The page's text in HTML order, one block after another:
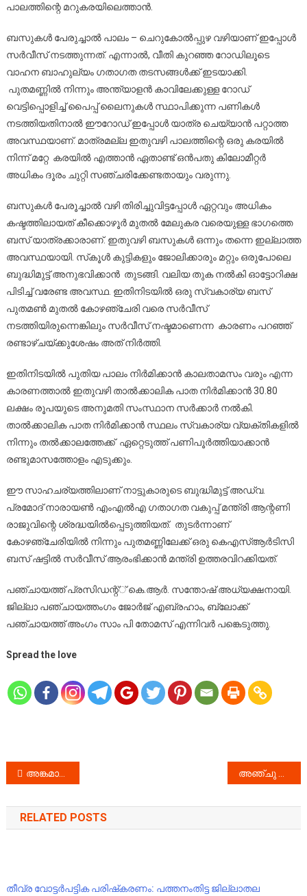
പാലത്തിന്റെ മറുകരയിലെത്താന്‍.
ബസുകള്‍ പേരുച്ചാല്‍ പാലം – ചെറുകോല്‍പ്പുഴ വഴിയാണ് ഇപ്പോള്‍
സര്‍വീസ് നടത്തുന്നത്. എന്നാല്‍, വീതി കുറഞ്ഞ റോഡിലൂടെ
വാഹന ബാഹുല്യം ഗതാഗത തടസങ്ങള്‍ക്ക് ഇടയാക്കി.
പുതമണ്ണില്‍ നിന്നും അന്ത്യാളന്‍ കാവിലേക്കുള്ള റോഡ്
വെട്ടിപ്പൊളിച്ച് പൈപ്പ് ലൈനുകള്‍ സ്ഥാപിക്കുന്ന പണികള്‍
നടത്തിയതിനാല്‍ ഈറോഡ് ഇപ്പോള്‍ യാത്ര ചെയ്യാന്‍ പറ്റാത്ത
അവസ്ഥയാണ്. മാത്രമല്ല ഇതുവഴി പാലത്തിന്റെ ഒരു കരയില്‍
നിന്ന് മറ്റേ കരയില്‍ എത്താന്‍ ഏതാണ്ട് ഒന്‍പതു കിലോമീറ്റര്‍
അധികം ദൂരം ചുറ്റി സഞ്ചരിക്കേണ്ടതായും വരുന്നു.
ബസുകള്‍ പേരൂച്ചാല്‍ വഴി തിരിച്ചുവിട്ടപ്പോള്‍ ഏറ്റവും അധികം
കഷ്ടത്തിലായത് കീക്കൊഴൂര്‍ മുതല്‍ മേലുകര വരെയുള്ള ഭാഗത്തെ
ബസ് യാത്രക്കാരാണ്. ഇതുവഴി ബസുകള്‍ ഒന്നും തന്നെ ഇല്ലാത്ത
അവസ്ഥയായി. സ്‌കൂള്‍ കുട്ടികളും ജോലിക്കാരും മറ്റും ഒരുപോലെ
ബുദ്ധിമുട്ട് അനുഭവിക്കാന്‍ തുടങ്ങി. വലിയ തുക നല്‍കി ഓട്ടോറിക്ഷ
പിടിച്ച് വരേണ്ട അവസ്ഥ. ഇതിനിടയില്‍ ഒരു സ്വകാര്യ ബസ്
പുതമണ്‍ മുതല്‍ കോഴഞ്ചേരി വരെ സര്‍വീസ്
നടത്തിയിരുന്നെങ്കിലും സര്‍വീസ് നഷ്ടമാണെന്ന കാരണം പറഞ്ഞ്
രണ്ടാഴ്ചയ്ക്കുശേഷം അത് നിര്‍ത്തി.
ഇതിനിടയില്‍ പുതിയ പാലം നിര്‍മിക്കാന്‍ കാലതാമസം വരും എന്ന
കാരണത്താല്‍ ഇതുവഴി താല്‍ക്കാലിക പാത നിര്‍മിക്കാന്‍ 30.80
ലക്ഷം രൂപയുടെ അനുമതി സംസ്ഥാന സര്‍ക്കാര്‍ നല്‍കി.
താല്‍ക്കാലിക പാത നിര്‍മിക്കാന്‍ സ്ഥലം സ്വകാര്യ വ്യക്തികളില്‍
നിന്നും തല്‍ക്കാലത്തേക്ക് ഏറ്റെടുത്ത് പണിപൂര്‍ത്തിയാക്കാന്‍
രണ്ടുമാസത്തോളം എടുക്കും.
ഈ സാഹചര്യത്തിലാണ് നാട്ടുകാരുടെ ബുദ്ധിമുട്ട് അഡ്വ.
പ്രമോദ് നാരായണ്‍ എംഎല്‍എ ഗതാഗത വകുപ്പ് മന്ത്രി ആന്റണി
രാജുവിന്റെ ശ്രദ്ധയില്‍പ്പെടുത്തിയത്. തുടര്‍ന്നാണ്
കോഴഞ്ചേരിയില്‍ നിന്നും പുതമണ്ണിലേക്ക് ഒരു കെഎസ്ആര്‍ടിസി
ബസ് ഷട്ടില്‍ സര്‍വീസ് ആരംഭിക്കാന്‍ മന്ത്രി ഉത്തരവിറക്കിയത്.
പഞ്ചായത്ത് പ്രസിഡന്റ്് കെ.ആര്‍. സന്തോഷ് അധ്യക്ഷനായി.
ജില്ലാ പഞ്ചായത്തംഗം ജോര്‍ജ് എബ്രഹാം, ബ്ലോക്ക്
പഞ്ചായത്ത് അംഗം സാം പി തോമസ് എന്നിവര്‍ പങ്കെടുത്തു.
Spread the love
Post
navigation
അങ്കമാലി ദേശീയപാതയിൽ അപകടങ്ങൾ ഒഴിയുന്നില്ല
RELATED POSTS
തീവ്ര വോട്ടർപട്ടിക പരിഷ്‌കരണം: പത്തനംതിട്ട ജില്ലാതല